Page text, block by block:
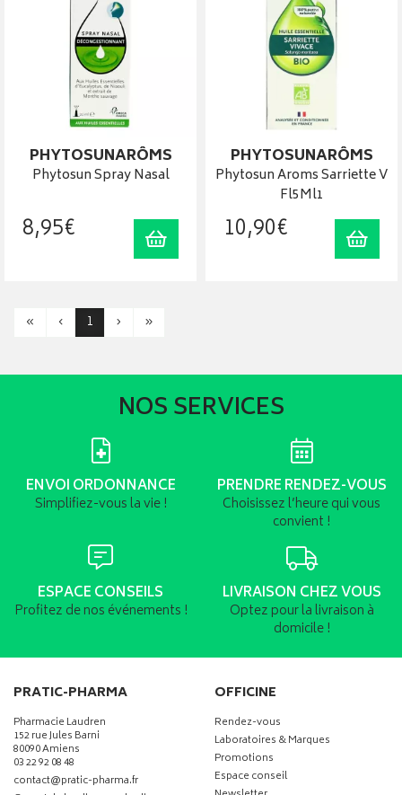
PHYTOSUNARÔMS
Phytosun Spray Nasal
8,95€ Ajouter au panier
PHYTOSUNARÔMS
Phytosun Aroms Sarriette V
Fl5Ml1
10,90€
« ‹ 1 › »
NOS SERVICES
ENVOI ORDONNANCE
Simplifiez-vous la vie !
PRENDRE RENDEZ-VOUS
Choisissez l’heure qui vous
convient !
ESPACE CONSEILS
Profitez de nos événements !
LIVRAISON CHEZ VOUS
Optez pour la livraison à
domicile !
PRATIC-PHARMA
Pharmacie Laudren
152 rue Jules Barni
80090 Amiens
03 22 92 08 48
contact-
@-
pratic-pharma.fr
OFFICINE
Rendez-vous
Laboratoires & Marques
Promotions
Espace conseil